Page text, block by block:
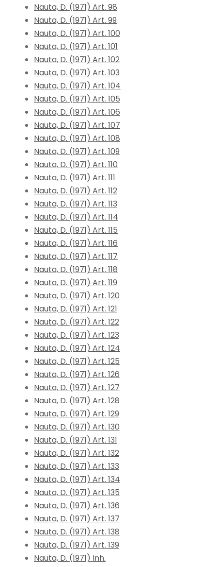
Nauta, D. (1971) Art. 98
Nauta, D. (1971) Art. 99
Nauta, D. (1971) Art. 100
Nauta, D. (1971) Art. 101
Nauta, D. (1971) Art. 102
Nauta, D. (1971) Art. 103
Nauta, D. (1971) Art. 104
Nauta, D. (1971) Art. 105
Nauta, D. (1971) Art. 106
Nauta, D. (1971) Art. 107
Nauta, D. (1971) Art. 108
Nauta, D. (1971) Art. 109
Nauta, D. (1971) Art. 110
Nauta, D. (1971) Art. 111
Nauta, D. (1971) Art. 112
Nauta, D. (1971) Art. 113
Nauta, D. (1971) Art. 114
Nauta, D. (1971) Art. 115
Nauta, D. (1971) Art. 116
Nauta, D. (1971) Art. 117
Nauta, D. (1971) Art. 118
Nauta, D. (1971) Art. 119
Nauta, D. (1971) Art. 120
Nauta, D. (1971) Art. 121
Nauta, D. (1971) Art. 122
Nauta, D. (1971) Art. 123
Nauta, D. (1971) Art. 124
Nauta, D. (1971) Art. 125
Nauta, D. (1971) Art. 126
Nauta, D. (1971) Art. 127
Nauta, D. (1971) Art. 128
Nauta, D. (1971) Art. 129
Nauta, D. (1971) Art. 130
Nauta, D. (1971) Art. 131
Nauta, D. (1971) Art. 132
Nauta, D. (1971) Art. 133
Nauta, D. (1971) Art. 134
Nauta, D. (1971) Art. 135
Nauta, D. (1971) Art. 136
Nauta, D. (1971) Art. 137
Nauta, D. (1971) Art. 138
Nauta, D. (1971) Art. 139
Nauta, D. (1971) Inh.